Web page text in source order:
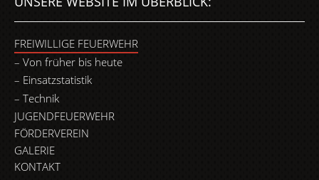
FREIWILLIGE FEUERWEHR
Von früher bis heute
Einsatzstatistik
Technik
JUGENDFEUERWEHR
FÖRDERVEREIN
GALERIE
KONTAKT